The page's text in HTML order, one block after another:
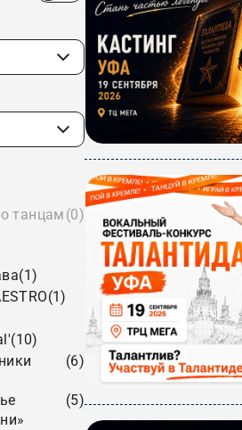
танцам (0)
(1)
(1)
(10)
(6)
(5)